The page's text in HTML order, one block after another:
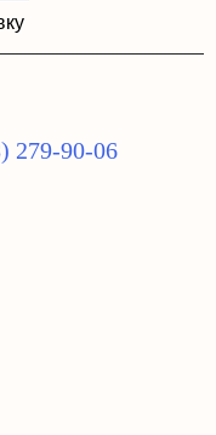
279-90-06